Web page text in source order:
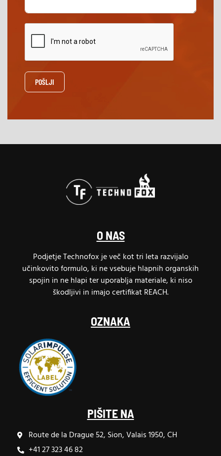
POŠLJI
O NAS
Podjetje Technofox je več kot tri leta razvijalo
učinkovito formulo, ki ne vsebuje hlapnih organskih
spojin in ne hlapi ter uporablja materiale, ki niso
škodljivi in imajo certifikat REACH.
OZNAKA
PIŠITE NA
Route de la Drague 52, Sion, Valais 1950, CH
+41 27 323 46 82